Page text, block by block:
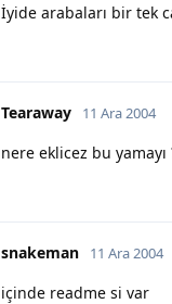
İyide arabaları bir tek
Tearaway 11 Ara 2004
nere eklicez bu yamayı
snakeman 11 Ara 2004
içinde readme si var